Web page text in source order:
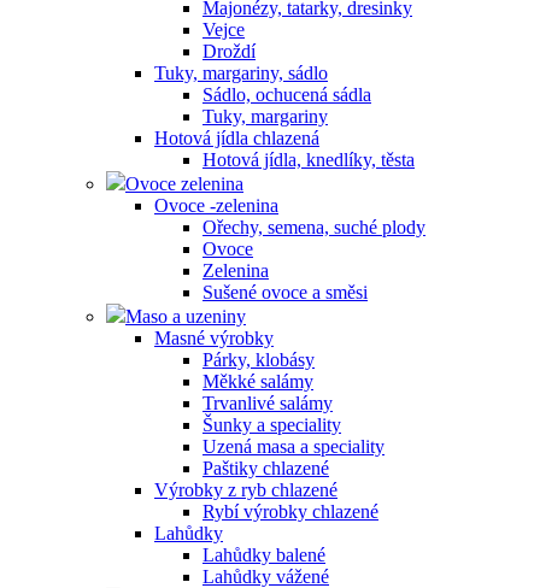
Majonézy, tatarky, dresinky
Vejce
Droždí
Tuky, margariny, sádlo
Sádlo, ochucená sádla
Tuky, margariny
Hotová jídla chlazená
Hotová jídla, knedlíky, těsta
Ovoce zelenina
Ovoce -zelenina
Ořechy, semena, suché plody
Ovoce
Zelenina
Sušené ovoce a směsi
Maso a uzeniny
Masné výrobky
Párky, klobásy
Měkké salámy
Trvanlivé salámy
Šunky a speciality
Uzená masa a speciality
Paštiky chlazené
Výrobky z ryb chlazené
Rybí výrobky chlazené
Lahůdky
Lahůdky balené
Lahůdky vážené